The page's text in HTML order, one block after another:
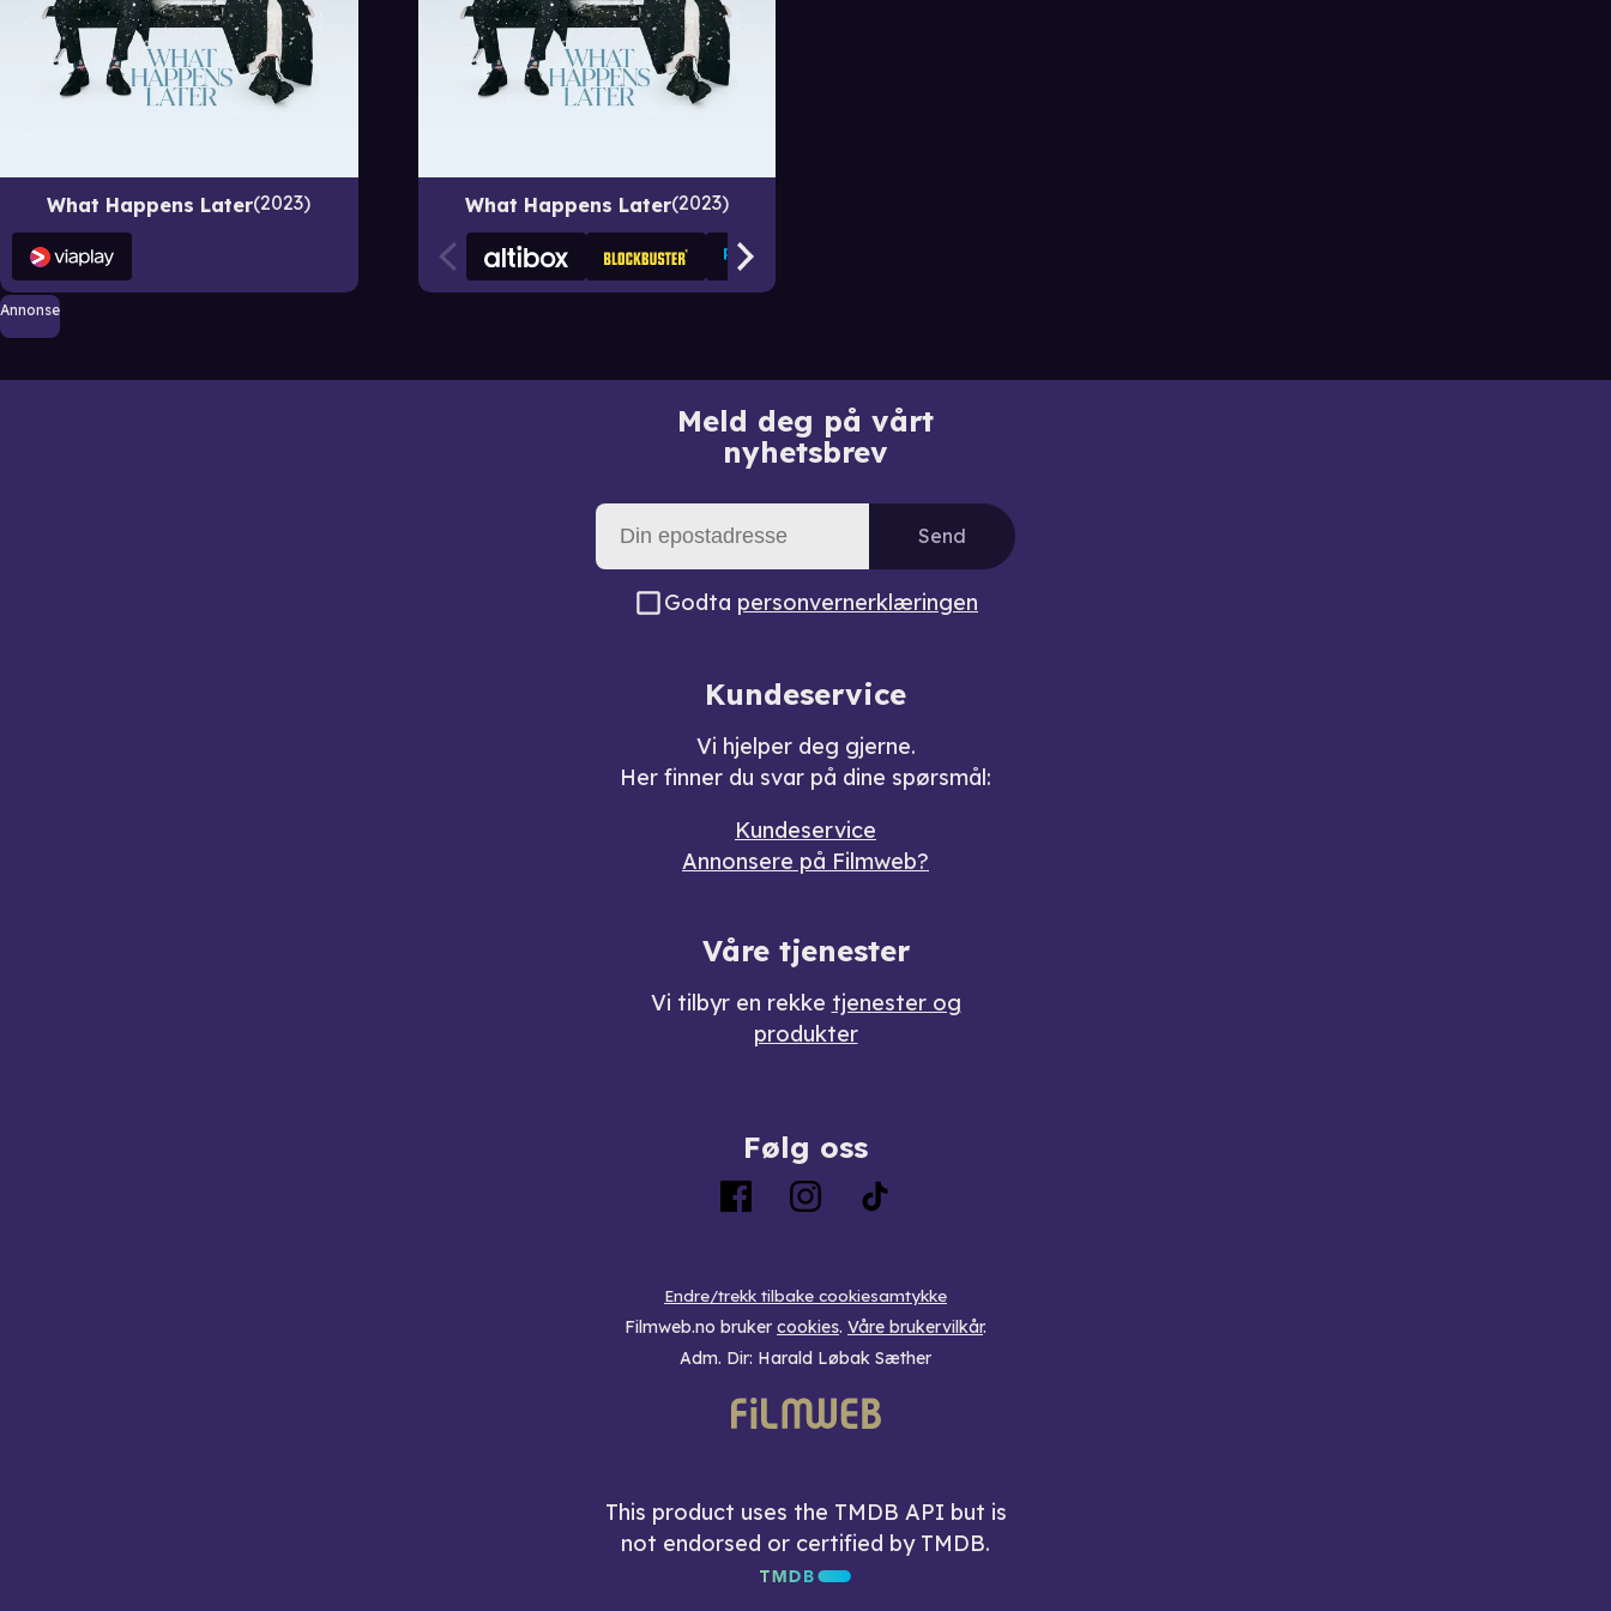
What Happens Later 2023 What Happens Later 2023
Annonse
Meld deg på vårt
nyhetsbrev
Send
Godta personvernerklæringen
Kundeservice
Vi hjelper deg gjerne.
Her finner du svar på dine spørsmål:
Kundeservice
Annonsere på Filmweb?
Våre tjenester
Vi tilbyr en rekke tjenester og
produkter
Følg oss
Endre/trekk tilbake cookiesamtykke
Filmweb.no bruker cookies. Våre brukervilkår.
Adm. Dir: Harald Løbak Sæther
This product uses the TMDB API but is
not endorsed or certified by TMDB.